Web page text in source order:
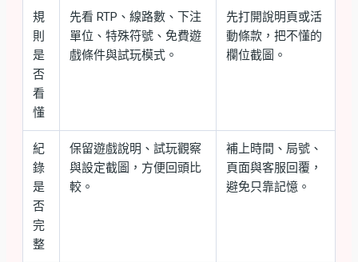
規
則
是
否
看
懂
先看 RTP、線路數、下注
單位、特殊符號、免費遊
戲條件與試玩模式。
先打開說明頁或活
動條款，把不懂的
欄位截圖。
紀
錄
是
否
完
整
保留遊戲說明、試玩觀察
與設定截圖，方便回頭比
較。
補上時間、局號、
頁面與客服回覆，
避免只靠記憶。